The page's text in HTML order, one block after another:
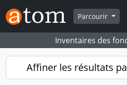
Skip to main content
Parcourir
Inventaires des
Affiner les résultats